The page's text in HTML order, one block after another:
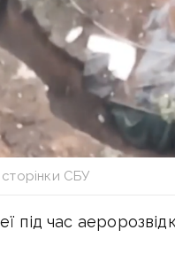
сторінки СБУ
час